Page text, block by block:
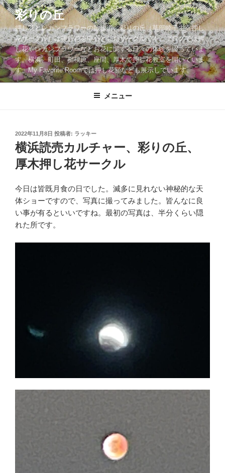
コ
ン
テ
ン
ツ
へ
ス
彩りの丘
押し花とレカンフラワーの散歩道。彩りの丘（草部睦子主宰押し
花サークル）は押し花を中心としたサークルです。ブログでは押
し花やレカンフラワーなどお花に関する日々の体験を綴っていま
す。横浜、町田、相模原、座間、厚木で押し花教室を開いていま
す。My Favorite Roomでは押し花額なども展示しています。
メニュー
投
稿
日:
2022年11月8日 投稿者: ラッキー
横浜読売カルチャー、彩りの丘、
厚木押し花サークル
今日は皆既月食の日でした。滅多に見れない神秘的な天
体ショーですので、写真に撮ってみました。皆んなに良
い事が有るといいですね。最初の写真は、半分くらい隠
れた所です。